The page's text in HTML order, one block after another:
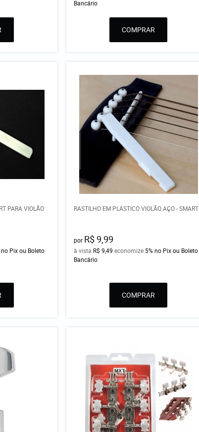
Bancário
COMPRAR
PARA VIOLÃO
no Pix ou Boleto
RASTILHO EM PLÁSTICO VIOLÃO AÇO - SMART
por R$ 9,99
à vista R$ 9,49 economize 5% no Pix ou Boleto
Bancário
COMPRAR